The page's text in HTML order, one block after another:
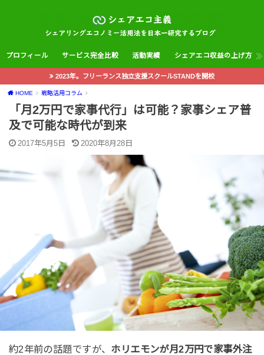
プロフィール サービス完全比較 活動実績 シェアエコ収益の上げ方
2023年。フリーランス独立支援スクールSTANDを開校
HOME 戦略活用コラム
「月2万円で家事代行」は可能？家事シェア普
及で可能な時代が到来
2017年5月5日 2020年8月28日
約2年前の話題ですが、 ホリエモンが月2万円で家事外注